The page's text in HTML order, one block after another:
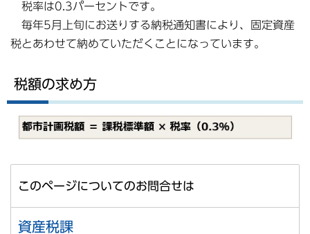
税率は0.3パーセントです。
毎年5月上旬にお送りする納税通知書により、固定資産
税とあわせて納めていただくことになっています。
税額の求め方
このページについてのお問合せは
資産税課